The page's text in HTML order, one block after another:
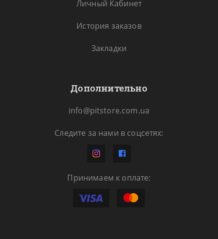
Личный Кабинет
История заказов
Закладки
Дополнительно
info@pitstore.com.ua
Следите за нами в соцсетях:
Принимаем к оплате: